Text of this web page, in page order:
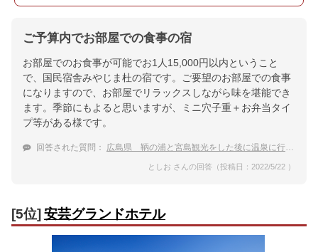
ご予算内でお部屋での食事の宿
お部屋でのお食事が可能でお1人15,000円以内ということ
で、国民宿舎みやじま杜の宿です。ご要望のお部屋での食事
になりますので、お部屋でリラックスしながら味を堪能でき
ます。季節にもよると思いますが、ミニ穴子重＋お弁当タイ
プ等がある様です。
回答された質問： 広島県 鞆の浦と宮島観光をした後に温泉に行きたい。部屋食ができる温泉宿やホテルをおしえて。
としお さんの回答（投稿日：2022/5/22 ）
[5位]安芸グランドホテル